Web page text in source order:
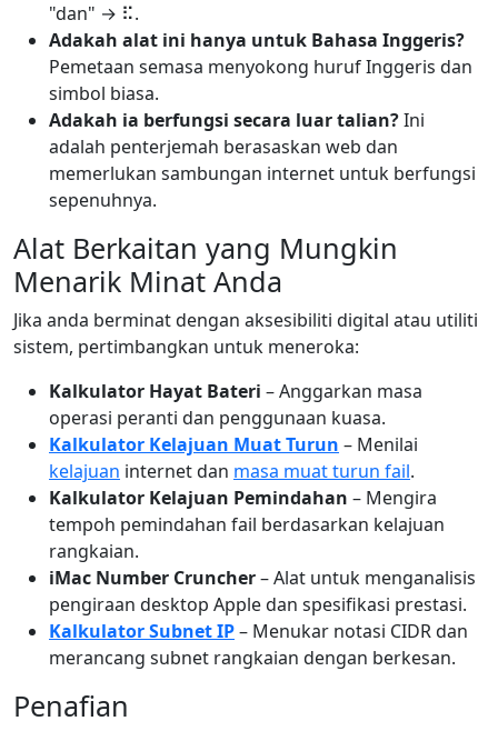
"dan" → ⠯.
Adakah alat ini hanya untuk Bahasa Inggeris?
Pemetaan semasa menyokong huruf Inggeris dan
simbol biasa.
Adakah ia berfungsi secara luar talian?Ini
adalah penterjemah berasaskan web dan
memerlukan sambungan internet untuk berfungsi
sepenuhnya.
Alat Berkaitan yang Mungkin
Menarik Minat Anda
Jika anda berminat dengan aksesibiliti digital atau utiliti
sistem, pertimbangkan untuk meneroka:
Kalkulator Hayat Bateri – Anggarkan masa
operasi peranti dan penggunaan kuasa.
Kalkulator Kelajuan Muat Turun – Menilai
kelajuan internet dan masa muat turun fail.
Kalkulator Kelajuan Pemindahan – Mengira
tempoh pemindahan fail berdasarkan kelajuan
rangkaian.
iMac Number Cruncher– Alat untuk menganalisis
pengiraan desktop Apple dan spesifikasi prestasi.
Kalkulator Subnet IP– Menukar notasi CIDR dan
merancang subnet rangkaian dengan berkesan.
Penafian